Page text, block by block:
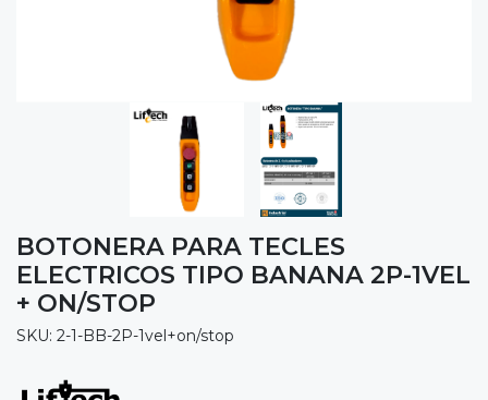
BOTONERA PARA TECLES
ELECTRICOS TIPO BANANA 2P-1VEL
+ ON/STOP
SKU: 2-1-BB-2P-1vel+on/stop